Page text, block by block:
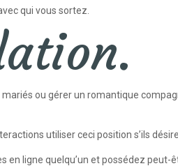
qui vous sortez.
ou gérer un romantique
utiliser ceci position s’ils
ligne quelqu’un et possédez